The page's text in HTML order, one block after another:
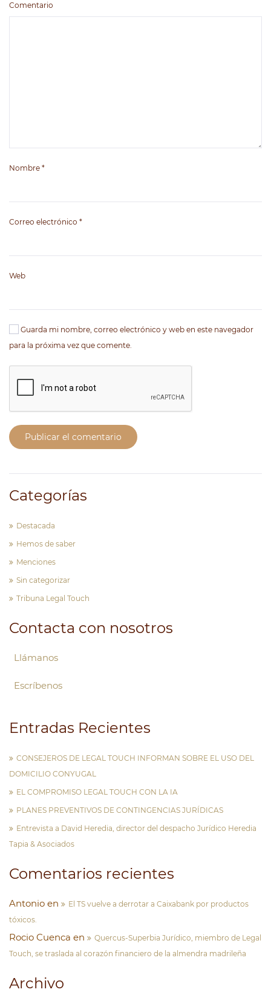
Comentario
Nombre *
Correo electrónico *
Web
Guarda mi nombre, correo electrónico y web en este navegador
para la próxima vez que comente.
Publicar el comentario
Categorías
Destacada
Hemos de saber
Menciones
Sin categorizar
Tribuna Legal Touch
Contacta con nosotros
Llámanos
Escríbenos
Entradas Recientes
CONSEJEROS DE LEGAL TOUCH INFORMAN SOBRE EL USO DEL
DOMICILIO CONYUGAL
EL COMPROMISO LEGAL TOUCH CON LA IA
PLANES PREVENTIVOS DE CONTINGENCIAS JURÍDICAS
Entrevista a David Heredia, director del despacho Jurídico Heredia
Tapia & Asociados
Comentarios recientes
Antonio en
El TS vuelve a derrotar a Caixabank por productos
tóxicos.
Rocio Cuenca en
Quercus-Superbia Jurídico, miembro de Legal
Touch, se traslada al corazón financiero de la almendra madrileña
Archivo